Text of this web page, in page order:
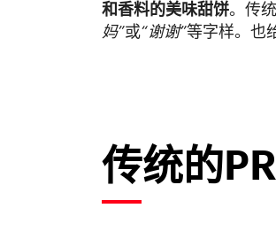
和香料的美味甜饼。传
妈”或“谢谢”等字样。也
传统的